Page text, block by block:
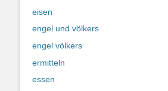
eisen
engel und völkers
engel völkers
ermitteln
essen